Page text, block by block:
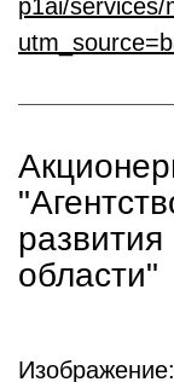
p1ai/
области"